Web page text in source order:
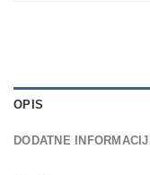
OPIS
DODATNE